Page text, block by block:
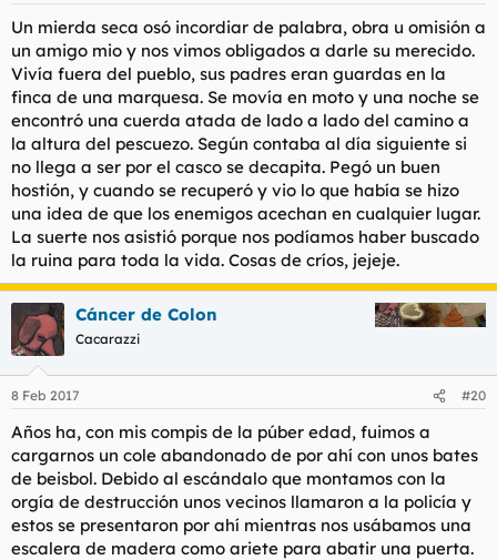
Un mierda seca osó incordiar de palabra, obra u omisión a
un amigo mio y nos vimos obligados a darle su merecido.
Vivía fuera del pueblo, sus padres eran guardas en la
finca de una marquesa. Se movía en moto y una noche se
encontró una cuerda atada de lado a lado del camino a
la altura del pescuezo. Según contaba al día siguiente si
no llega a ser por el casco se decapita. Pegó un buen
hostión, y cuando se recuperó y vio lo que había se hizo
una idea de que los enemigos acechan en cualquier lugar.
La suerte nos asistió porque nos podíamos haber buscado
la ruina para toda la vida. Cosas de críos, jejeje.
Cáncer de Colon
Cacarazzi
8 Feb 2017 #20
Años ha, con mis compis de la púber edad, fuimos a
cargarnos un cole abandonado de por ahí con unos bates
de beisbol. Debido al escándalo que montamos con la
orgía de destrucción unos vecinos llamaron a la policía y
estos se presentaron por ahí mientras nos usábamos una
escalera de madera como ariete para abatir una puerta.